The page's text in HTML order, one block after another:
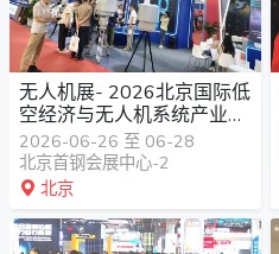
无人机展- 2026北京国际低
空经济与无人机系统产业展
览会
2026-06-26 至 06-28
北京首钢会展中心-2
北京